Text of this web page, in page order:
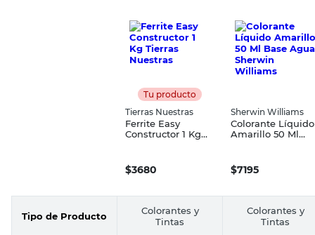
Tu producto
Tierras Nuestras
Ferrite Easy
Constructor 1 Kg
$3680
Sherwin Williams
Colorante Líquido
Amarillo 50 Ml
$7195
Tipo de Producto
Colorantes y
Tintas
Colorantes y
Tintas